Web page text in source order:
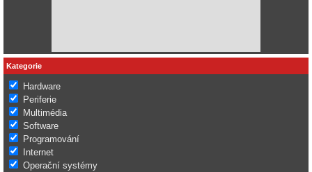
Kategorie
Hardware
Periferie
Multimédia
Software
Programování
Internet
Operační systémy